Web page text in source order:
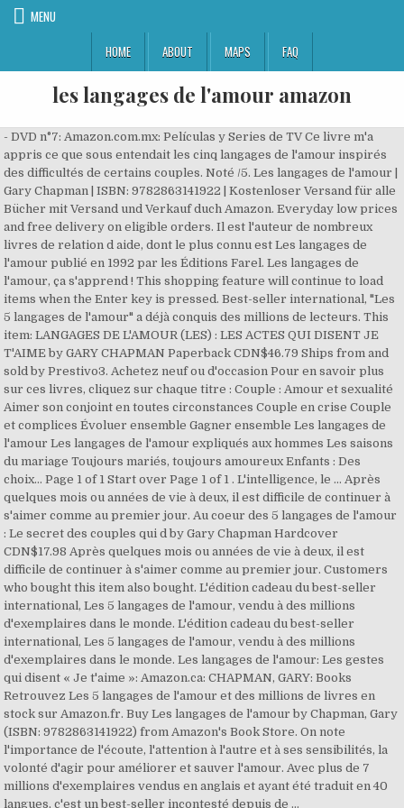
MENU
HOME
ABOUT MAPS FAQ
les langages de l'amour amazon
- DVD n°7: Amazon.com.mx: Películas y Series de TV Ce livre m'a
appris ce que sous entendait les cinq langages de l'amour inspirés
des difficultés de certains couples. Noté /5. Les langages de l'amour |
Gary Chapman | ISBN: 9782863141922 | Kostenloser Versand für alle
Bücher mit Versand und Verkauf duch Amazon. Everyday low prices
and free delivery on eligible orders. Il est l'auteur de nombreux
livres de relation d aide, dont le plus connu est Les langages de
l'amour publié en 1992 par les Éditions Farel. Les langages de
l'amour, ça s'apprend ! This shopping feature will continue to load
items when the Enter key is pressed. Best-seller international, "Les
5 langages de l'amour" a déjà conquis des millions de lecteurs. This
item: LANGAGES DE L'AMOUR (LES) : LES ACTES QUI DISENT JE
T'AIME by GARY CHAPMAN Paperback CDN$46.79 Ships from and
sold by Prestivo3. Achetez neuf ou d'occasion Pour en savoir plus
sur ces livres, cliquez sur chaque titre : Couple : Amour et sexualité
Aimer son conjoint en toutes circonstances Couple en crise Couple
et complices Évoluer ensemble Gagner ensemble Les langages de
l'amour Les langages de l'amour expliqués aux hommes Les saisons
du mariage Toujours mariés, toujours amoureux Enfants : Des
choix… Page 1 of 1 Start over Page 1 of 1 . L'intelligence, le … Après
quelques mois ou années de vie à deux, il est difficile de continuer à
s'aimer comme au premier jour. Au coeur des 5 langages de l'amour
: Le secret des couples qui d by Gary Chapman Hardcover
CDN$17.98 Après quelques mois ou années de vie à deux, il est
difficile de continuer à s'aimer comme au premier jour. Customers
who bought this item also bought. L'édition cadeau du best-seller
international, Les 5 langages de l'amour, vendu à des millions
d'exemplaires dans le monde. L'édition cadeau du best-seller
international, Les 5 langages de l'amour, vendu à des millions
d'exemplaires dans le monde. Les langages de l'amour: Les gestes
qui disent « Je t'aime »: Amazon.ca: CHAPMAN, GARY: Books
Retrouvez Les 5 langages de l'amour et des millions de livres en
stock sur Amazon.fr. Buy Les langages de l'amour by Chapman, Gary
(ISBN: 9782863141922) from Amazon's Book Store. On note
l'importance de l'écoute, l'attention à l'autre et à ses sensibilités, la
volonté d'agir pour améliorer et sauver l'amour. Avec plus de 7
millions d'exemplaires vendus en anglais et ayant été traduit en 40
langues, c'est un best-seller incontesté depuis de …